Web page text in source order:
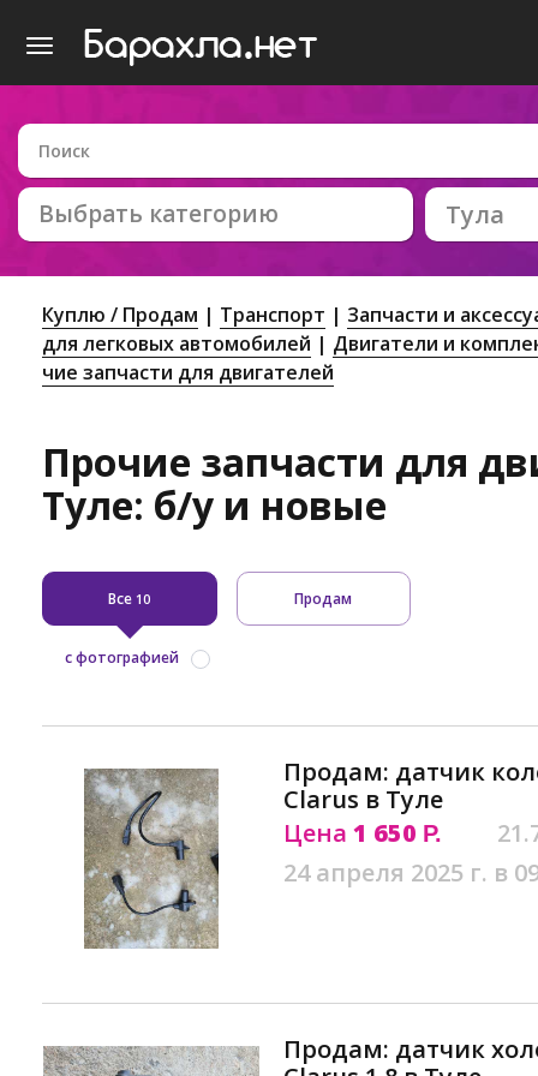
Выбрать категорию Тула
Куплю / Продам Транспорт
Запчасти и
для легковых автомобилей
Двигатели и
чие запчасти для двигателей
Прочие запчасти для
Туле: б/у и новые
Все 10 Продам
с фотографией
Продам: датчик
Clarus в Туле
Цена 1 650 Р.
24 апреля 2025 г. в
Продам: датчик